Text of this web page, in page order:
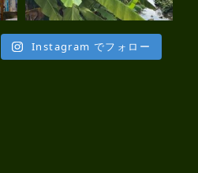
Instagram でフォロー